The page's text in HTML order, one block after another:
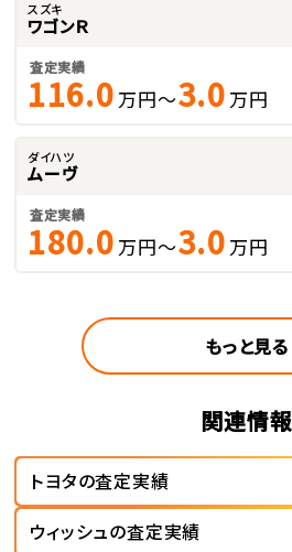
スズキ
ワゴンＲ
査定実績
116.0 万円～3.0 万円
ダイハツ
ムーヴ
査定実績
180.0 万円～3.0 万円
もっと見る
関連情報
トヨタの査定実績
ウィッシュの査定実績